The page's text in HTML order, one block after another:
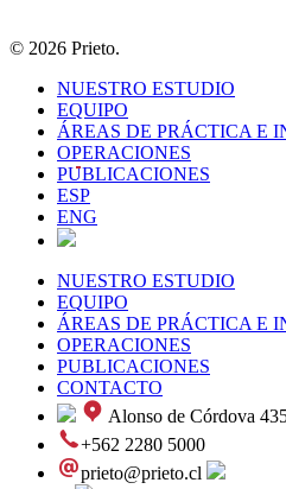
© 2026 Prieto.
NUESTRO ESTUDIO
EQUIPO
ÁREAS DE PRÁCTICA E
OPERACIONES
PUBLICACIONES
ESP
ENG
NUESTRO ESTUDIO
EQUIPO
ÁREAS DE PRÁCTICA E
OPERACIONES
PUBLICACIONES
CONTACTO
Alonso de Córdova
+562 2280 5000
prieto@prieto.cl